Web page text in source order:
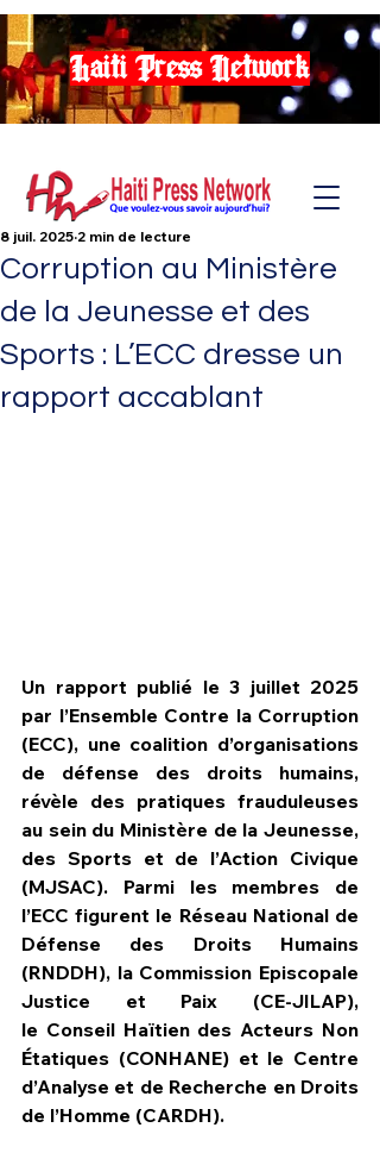
Haiti Press Network
HPN Live
Corruption au Ministère
de la Jeunesse et des
Sports : L’ECC dresse un
rapport accablant
8 juil. 2025 2 min de lecture
Un rapport publié le 3 juillet 2025
par l’Ensemble Contre la Corruption
(ECC), une coalition d’organisations
de défense des droits humains,
révèle des pratiques frauduleuses
au sein du Ministère de la Jeunesse,
des Sports et de l’Action Civique
(MJSAC). Parmi les membres de
l’ECC figurent le Réseau National de
Défense des Droits Humains
(RNDDH), la Commission Episcopale
Justice et Paix (CE-JILAP),
le Conseil Haïtien des Acteurs Non
Étatiques (CONHANE) et le Centre
d’Analyse et de Recherche en Droits
de l’Homme (CARDH).